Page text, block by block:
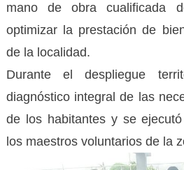
mano de obra cualificada
optimizar la prestación de
de la localidad.
Durante el despliegue
diagnóstico integral de las
de los habitantes y se
los maestros voluntarios de la